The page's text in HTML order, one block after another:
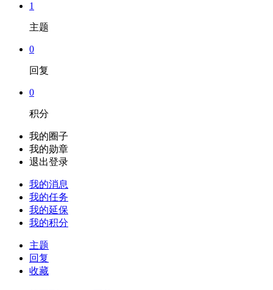
1
主题
0
回复
0
积分
我的圈子
我的勋章
退出登录
我的消息
我的任务
我的延保
我的积分
主题
回复
收藏